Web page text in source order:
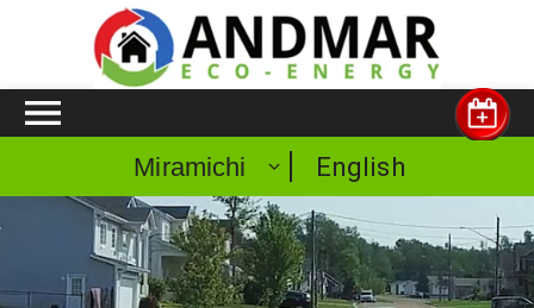
Miramichi English